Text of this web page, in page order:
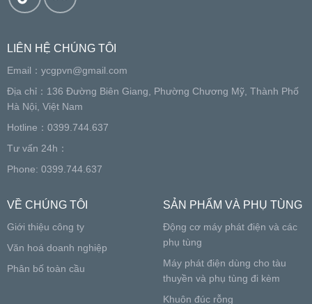
LIÊN HỆ CHÚNG TÔI
Email： ycgpvn@gmail.com
Địa chỉ：136 Đường Biên Giang, Phường Chương Mỹ, Thành Phố
Hà Nội, Việt Nam
Hotline：0399.744.637
Tư vấn 24h：
Phone: 0399.744.637
VỀ CHÚNG TÔI
Giới thiệu công ty
Văn hoá doanh nghiệp
Phân bố toàn cầu
SẢN PHẨM VÀ PHỤ TÙNG
Động cơ máy phát điện và các
phụ tùng
Máy phát điện dùng cho tàu
thuyền và phụ tùng đi kèm
Khuôn đúc rỗng